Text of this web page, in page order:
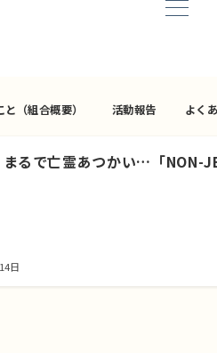
（組合概要） 活動報告 よく
まるで亡霊あつかい…「NON-
日